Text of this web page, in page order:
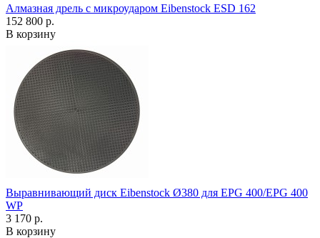
Алмазная дрель с микроударом Eibenstock ESD 162
152 800 р.
В корзину
Выравнивающий диск Eibenstock Ø380 для EPG 400/EPG 400
WP
3 170 р.
В корзину